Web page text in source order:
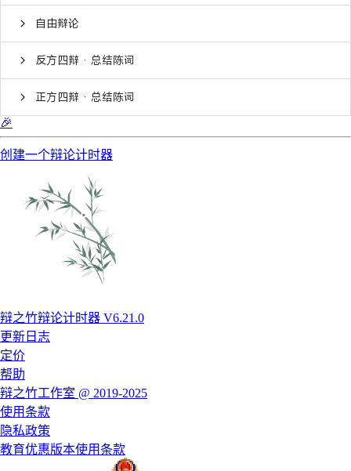
自由辩论
反方四辩 · 总结陈词
正方四辩 · 总结陈词
🎉
创建一个辩论计时器
辩之竹辩论计时器 V6.21.0
更新日志
定价
帮助
辩之竹工作室 @ 2019-2025
使用条款
隐私政策
教育优惠版本使用条款